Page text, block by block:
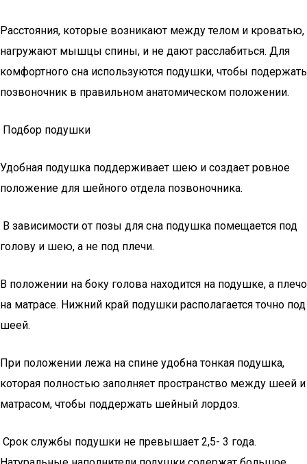
Расстояния, которые возникают между телом и кроватью,
нагружают мышцы спины, и не дают расслабиться. Для
комфортного сна используются подушки, чтобы подержать
позвоночник в правильном анатомическом положении.
Подбор подушки
Удобная подушка поддерживает шею и создает ровное
положение для шейного отдела позвоночника.
В зависимости от позы для сна подушка помещается под
голову и шею, а не под плечи.
В положении на боку голова находится на подушке, а плечо
на матрасе. Нижний край подушки располагается точно под
шеей.
При положении лежа на спине удобна тонкая подушка,
которая полностью заполняет пространство между шеей и
матрасом, чтобы поддержать шейный лордоз.
Срок службы подушки не превышает 2,5- 3 года.